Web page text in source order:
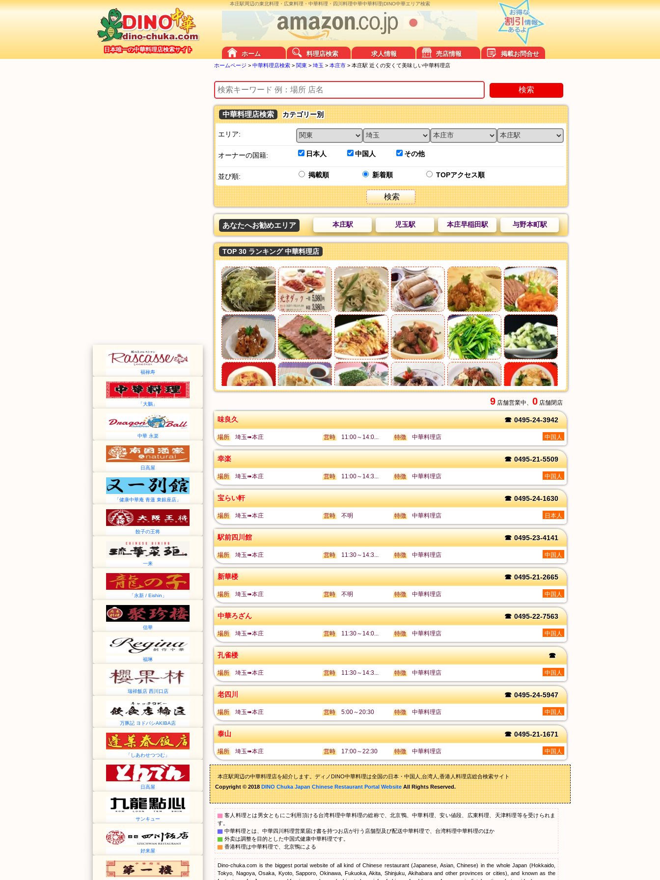
本庄駅周辺の東北料理・広東料理・中華料理・四川料理中華中華料理|DINO中華エリア検索
日本唯一の中華料理店検索サイト
ホーム 料理店検索 求人情報 売店情報 掲載お問合せ
福禄寿
「大鵬」
中華 永楽
日高屋
「健康中華庵 青蓮 東銀座店」
餃子の王将
一来
「永新 / Eishin」
信華
福琳
瑞祥飯店 西川口店
万豚記 ヨドバシAKIBA店
「しあわせつつむ」
日高屋
サンキュー
好来屋
ホームページ > 中華料理店検索 > 関東 > 埼玉 > 本庄市 > 本庄駅 近くの安くて美味しい中華料理店
検索
中華料理店検索 カテゴリー別
エリア:
オーナーの国籍: 日本人 中国人 その他
並び順: 掲載順 新着順 TOPアクセス順
検索
あなたへお勧めエリア 与野本町駅
本庄早稲田駅
児玉駅
本庄駅
TOP 30 ランキング 中華料理店
9 店舗営業中、 0 店舗閉店
味良久 ☎ 0495-24-3942
場所 埼玉➠本庄 営時 11:00～14:0... 特徴 中華料理店 中国人
幸楽 ☎ 0495-21-5509
場所 埼玉➠本庄 営時 11:00～14:3... 特徴 中華料理店 中国人
宝らい軒 ☎ 0495-24-1630
場所 埼玉➠本庄 営時 不明 特徴 中華料理店 日本人
駅前四川館 ☎ 0495-23-4141
場所 埼玉➠本庄 営時 11:30～14:3... 特徴 中華料理店 中国人
新華楼 ☎ 0495-21-2665
場所 埼玉➠本庄 営時 不明 特徴 中華料理店 中国人
中華ろざん ☎ 0495-22-7563
場所 埼玉➠本庄 営時 11:30～14:0... 特徴 中華料理店 中国人
孔雀楼 ☎
場所 埼玉➠本庄 営時 11:30～14:3... 特徴 中華料理店 中国人
老四川 ☎ 0495-24-5947
場所 埼玉➠本庄 営時 5:00～20:30 特徴 中華料理店 中国人
泰山 ☎ 0495-21-1671
場所 埼玉➠本庄 営時 17:00～22:30 特徴 中華料理店 中国人
本庄駅周辺の中華料理店を紹介します。ディノDINO中華料理は全国の日本・中国人,台湾人,香港人料理店総合検索サイト
Copyright © 2018DINO Chuka Japan Chinese Restaurant Portal WebsiteAll Rights Reserved.
▇ 客人料理とは男女ともにご利用頂ける台湾料理中華料理の総称で、北京鴨、中華料理、安い値段、広東料理、天津料理等を受けられま
す。
▇ 中華料理とは、中華四川料理営業届け書を持つお店が行う店舗型及び配送中華料理で、台湾料理中華料理のほか
▇ 外卖は調整を目的とした中国式健康中華料理です。
▇ 香港料理は中華料理で、北京鴨による
Dino-chuka.com is the biggest portal website of all kind of Chinese restaurant (Japanese, Asian, Chinese) in the whole Japan (Hokkaido,
Tokyo, Nagoya, Osaka, Kyoto, Sapporo, Okinawa, Fukuoka, Akita, Shinjuku, Akihabara and other provinces or cities), and known as the